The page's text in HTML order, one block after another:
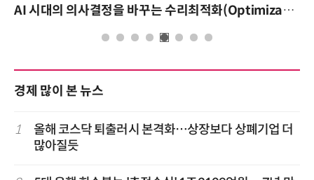
AI 시대의 의사결정을 바꾸는 수리최적화(Optimization): 실제 산업 적용 사례와 활용 전략
경제 많이 본 뉴스
1
올해 코스닥 퇴출러시 본격화…상장보다 상폐기업 더
많아질듯